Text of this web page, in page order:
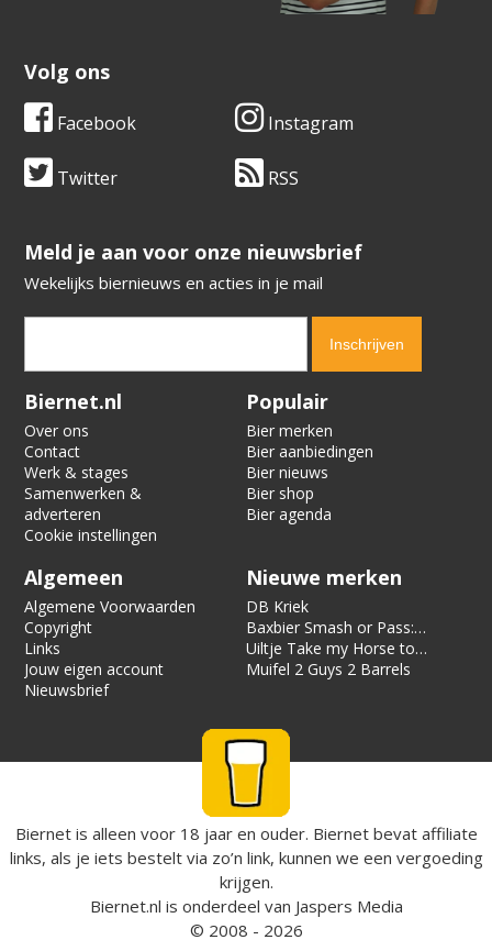
Volg ons
Facebook Instagram
Twitter RSS
​​​​​​​Meld je aan voor onze nieuwsbrief
Wekelijks biernieuws en acties in je mail
Verification code:
Biernet.nl
Over ons
Contact
Werk & stages
Samenwerken &
adverteren
Cookie instellingen
Populair
Bier merken
Bier aanbiedingen
Bier nieuws
Bier shop
Bier agenda
Algemeen
Algemene Voorwaarden
Copyright
Links
Jouw eigen account
Nieuwsbrief
Nieuwe merken
DB Kriek
Baxbier Smash or Pass:
Strata
Uiltje Take my Horse to
the Hotel Room
Muifel 2 Guys 2 Barrels
Biernet is alleen voor 18 jaar en ouder. Biernet bevat affiliate
links, als je iets bestelt via zo’n link, kunnen we een vergoeding
krijgen.
Biernet.nl is onderdeel van Jaspers Media
© 2008 - 2026